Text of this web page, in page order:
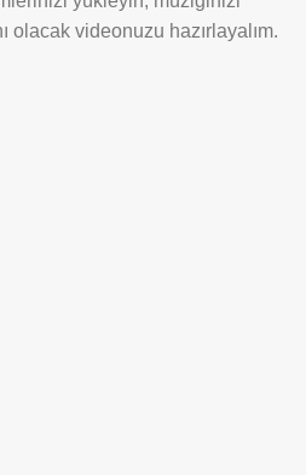
olacak videonuzu hazırlayalım.